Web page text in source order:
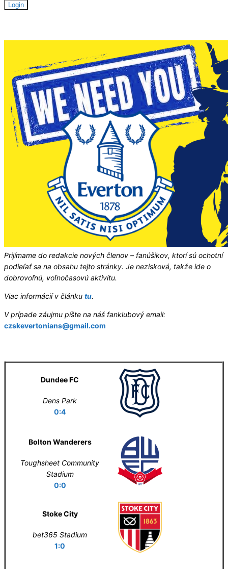
Prijímame do redakcie nových členov – fanúšikov, ktorí sú ochotní
podieľať sa na obsahu tejto stránky. Je nezisková, takže ide o
dobrovoľnú, voľnočasovú aktivitu.
Viac informácií v článku tu.
V prípade záujmu píšte na náš fanklubový email:
czskevertonians@gmail.com
Dundee FC
Dens Park
0:4
Bolton Wanderers
Toughsheet Community
Stadium
0:0
Stoke City
bet365 Stadium
1:0